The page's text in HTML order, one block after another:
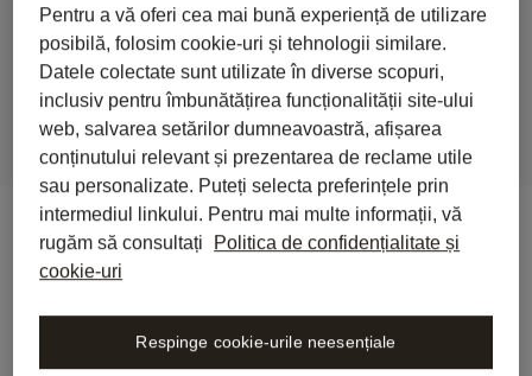
Redactare juridică, drept
internațional și IA:
Pentru a vă oferi cea mai bună experiență de utilizare
posibilă, folosim cookie-uri și tehnologii similare.
Datele colectate sunt utilizate în diverse scopuri,
inclusiv pentru îmbunătățirea funcționalității site-ului
web, salvarea setărilor dumneavoastră, afișarea
conținutului relevant și prezentarea de reclame utile
sau personalizate. Puteți selecta preferințele prin
intermediul linkului. Pentru mai multe informații, vă
rugăm să consultați
Politica de confidențialitate și
cookie-uri
Respinge cookie-urile neesențiale